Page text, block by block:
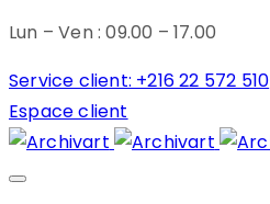
Lun – Ven : 09.00 – 17.00
Service client: +216 22 572 510
Espace client